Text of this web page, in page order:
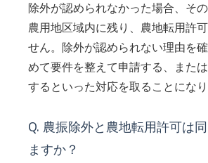
除外が認められなかった場合、そ
農用地区域内に残り、農地転用許
せん。除外が認められない理由を
めて要件を整えて申請する、また
するといった対応を取ることになり
Q. 農振除外と農地転用許可は
ますか？